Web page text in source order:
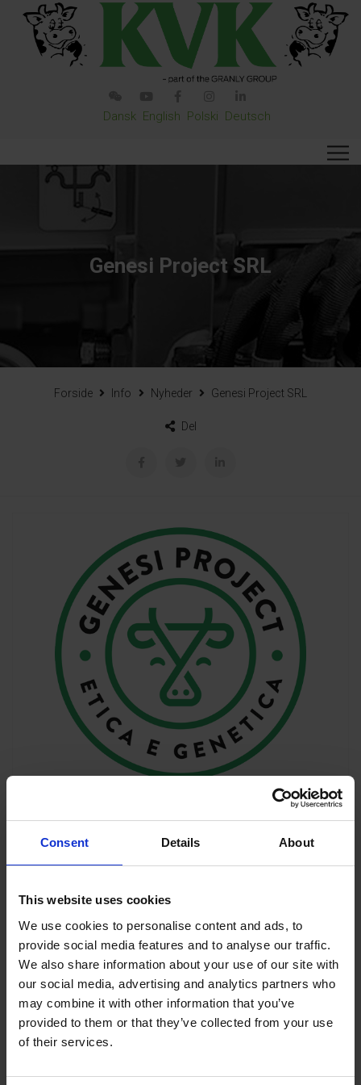
Consent Details About
This website uses cookies
We use cookies to personalise content and ads, to
provide social media features and to analyse our traffic.
We also share information about your use of our site with
our social media, advertising and analytics partners who
may combine it with other information that you’ve
provided to them or that they’ve collected from your use
of their services.
Dansk English Polski Deutsch
Genesi Project SRL
Forside Info Nyheder Genesi Project SRL
Del
Nyheder
Vi er glade for at kunne byde GENESI PROJECT
SRL velkommen til team KVK, som vores officielle
kontakt i Italien.
Dette er begyndelsen på et stærkt samarbejde!